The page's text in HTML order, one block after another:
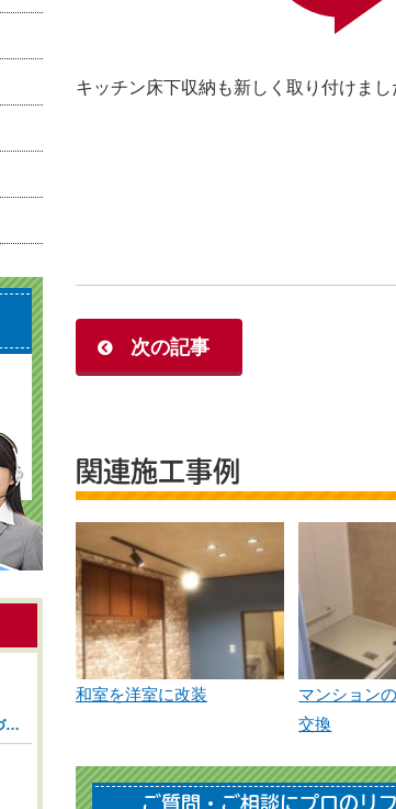
キッチン床下収納も新しく取り付けまし
次の記事
関連施工事例
和室を洋室に改装
マンション
交換
ご質問・ご相談にプロのリ
おしゃれ照明で後悔…住んでから気づいた落とし穴【広島市 安佐南区 安佐北区】